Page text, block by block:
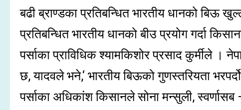
बढी ब्राण्डका प्रतिबन्धित भारतीय धानको बिऊ
प्रतिबन्धित भारतीय धानको बीउ प्रयोग गर्दा
पर्साका प्राविधिक श्यामकिशोर प्रसाद कुर्मीले ।
छ, यादवले भने,‘ भारतीय बिऊको गुणस्तरियता
पर्साका अधिकांश किसानले सोना मन्सुली,